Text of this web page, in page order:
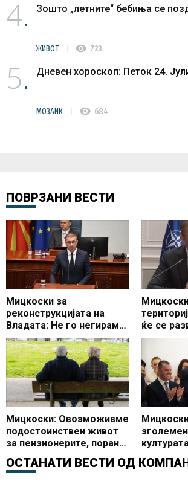
4 Зошто „летните“ бебиња се
ЖИВОТ visibility 723
5 Дневен хороскоп: Петок 24.
МОЗАИК visibility 684
ПОВРЗАНИ ВЕСТИ
Мицкоски за
реконструкцијата на
Владата: Не го негираме
сработеното, сакаме да
изградиме уште повеќе
ќе се
Мицкоски: Овозможивме
подостоинствен живот
за пензионерите, порано
пензиите се зголемуваа
по 20 денари, а сега
сме на
ОСТАНАТИ ВЕСТИ ОД